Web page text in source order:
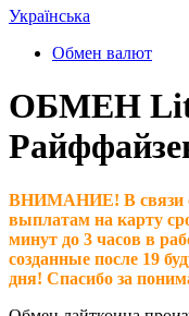
Українська
Обмен валют
ОБМЕН
ВНИМАНИЕ! В связи с
выплатам на карту
минут до 3 часов в
созданные после 19
дня! Спасибо за